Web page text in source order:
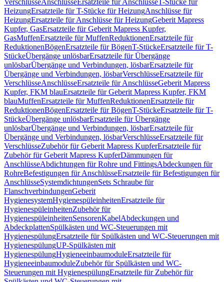
VerschlüsseAnschlüsseErsatzteile für AnschlüsseT-Stücke für
HeizungErsatzteile für T-Stücke für HeizungAnschlüsse für
HeizungErsatzteile für Anschlüsse für HeizungGeberit Mapress
Kupfer, GasErsatzteile für Geberit Mapress Kupfer,
GasMuffenErsatzteile für MuffenReduktionenErsatzteile für
ReduktionenBögenErsatzteile für BögenT-StückeErsatzteile für T-
StückeÜbergänge unlösbarErsatzteile für Übergänge
unlösbarÜbergänge und Verbindungen, lösbarErsatzteile für
Übergänge und Verbindungen, lösbarVerschlüsseErsatzteile für
VerschlüsseAnschlüsseErsatzteile für AnschlüsseGeberit Mapress
Kupfer, FKM blauErsatzteile für Geberit Mapress Kupfer, FKM
blauMuffenErsatzteile für MuffenReduktionenErsatzteile für
ReduktionenBögenErsatzteile für BögenT-StückeErsatzteile für T-
StückeÜbergänge unlösbarErsatzteile für Übergänge
unlösbarÜbergänge und Verbindungen, lösbarErsatzteile für
Übergänge und Verbindungen, lösbarVerschlüsseErsatzteile für
VerschlüsseZubehör für Geberit Mapress KupferErsatzteile für
Zubehör für Geberit Mapress KupferDämmungen für
AnschlüsseAbdichtungen für Rohre und FittingsAbdeckungen für
RohreBefestigungen für AnschlüsseErsatzteile für Befestigungen für
AnschlüsseSystemdichtungenSets Schraube für
FlanschverbindungenGeberit
HygienesystemHygienespüleinheitenErsatzteile für
HygienespüleinheitenZubehör für
HygienespüleinheitenSensorenKabelAbdeckungen und
AbdeckplattenSpülkästen und WC-Steuerungen mit
HygienespülungErsatzteile für Spülkästen und WC-Steuerungen mit
HygienespülungUP-Spülkästen mit
HygienespülungHygieneeinbaumoduleErsatzteile für
HygieneeinbaumoduleZubehör für Spülkästen und WC-
Steuerungen mit HygienespülungErsatzteile für Zubehör für